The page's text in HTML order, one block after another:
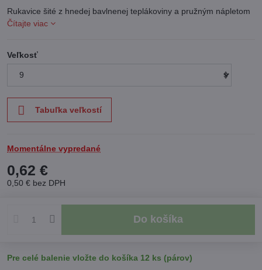
Rukavice šité z hnedej bavlnenej teplákoviny a pružným nápletom
Čítajte viac
Veľkosť
Tabuľka veľkostí
Momentálne vypredané
0,62 €
0,50 € bez DPH
Do košíka
Pre celé balenie vložte do košíka 12 ks (párov)